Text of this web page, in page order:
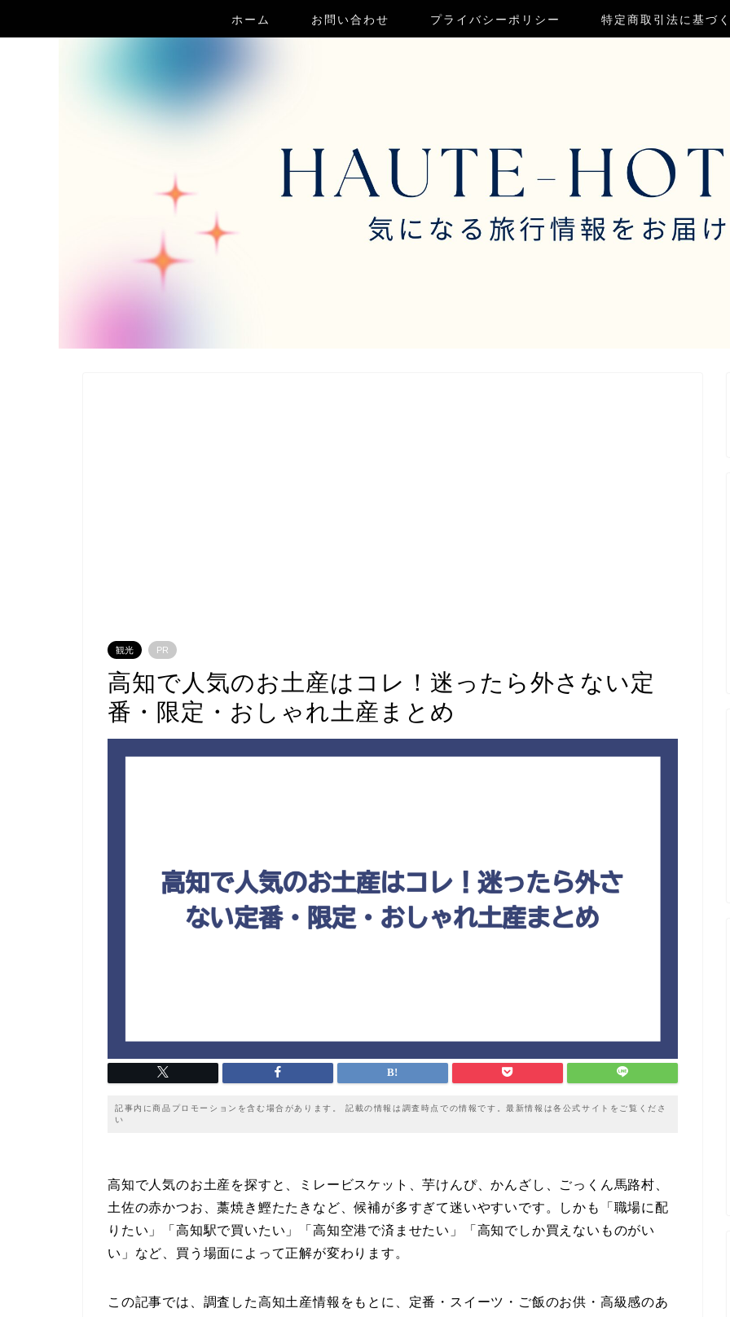
ホーム お問い合わせ プライバシーポリシー 特定商取引法に基づ
観光 PR
高知で人気のお土産はコレ！迷ったら外さない定
番・限定・おしゃれ土産まとめ
記事内に商品プロモーションを含む場合があります。 記載の情報は調査時点での情報です。最新情報は各公式サイトをご覧くださ
い
高知で人気のお土産を探すと、ミレービスケット、芋けんぴ、かんざし、ごっくん馬路村、
土佐の赤かつお、藁焼き鰹たたきなど、候補が多すぎて迷いやすいです。しかも「職場に配
りたい」「高知駅で買いたい」「高知空港で済ませたい」「高知でしか買えないものがい
い」など、買う場面によって正解が変わります。
この記事では、調査した高知土産情報をもとに、定番・スイーツ・ご飯のお供・高級感のあ